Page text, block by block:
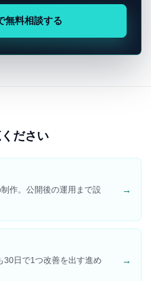
無料相談する
ださい
作。公開後の運用まで設
→
30日で1つ改善を出す進め
→